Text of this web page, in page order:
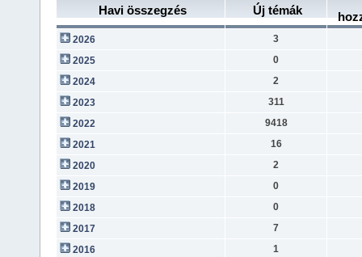
Havi összegzés Új témák
2026
3
2025
0
2024
2
2023
311
2022
9418
2021
16
2020
2
2019
0
2018
0
2017
7
2016
1